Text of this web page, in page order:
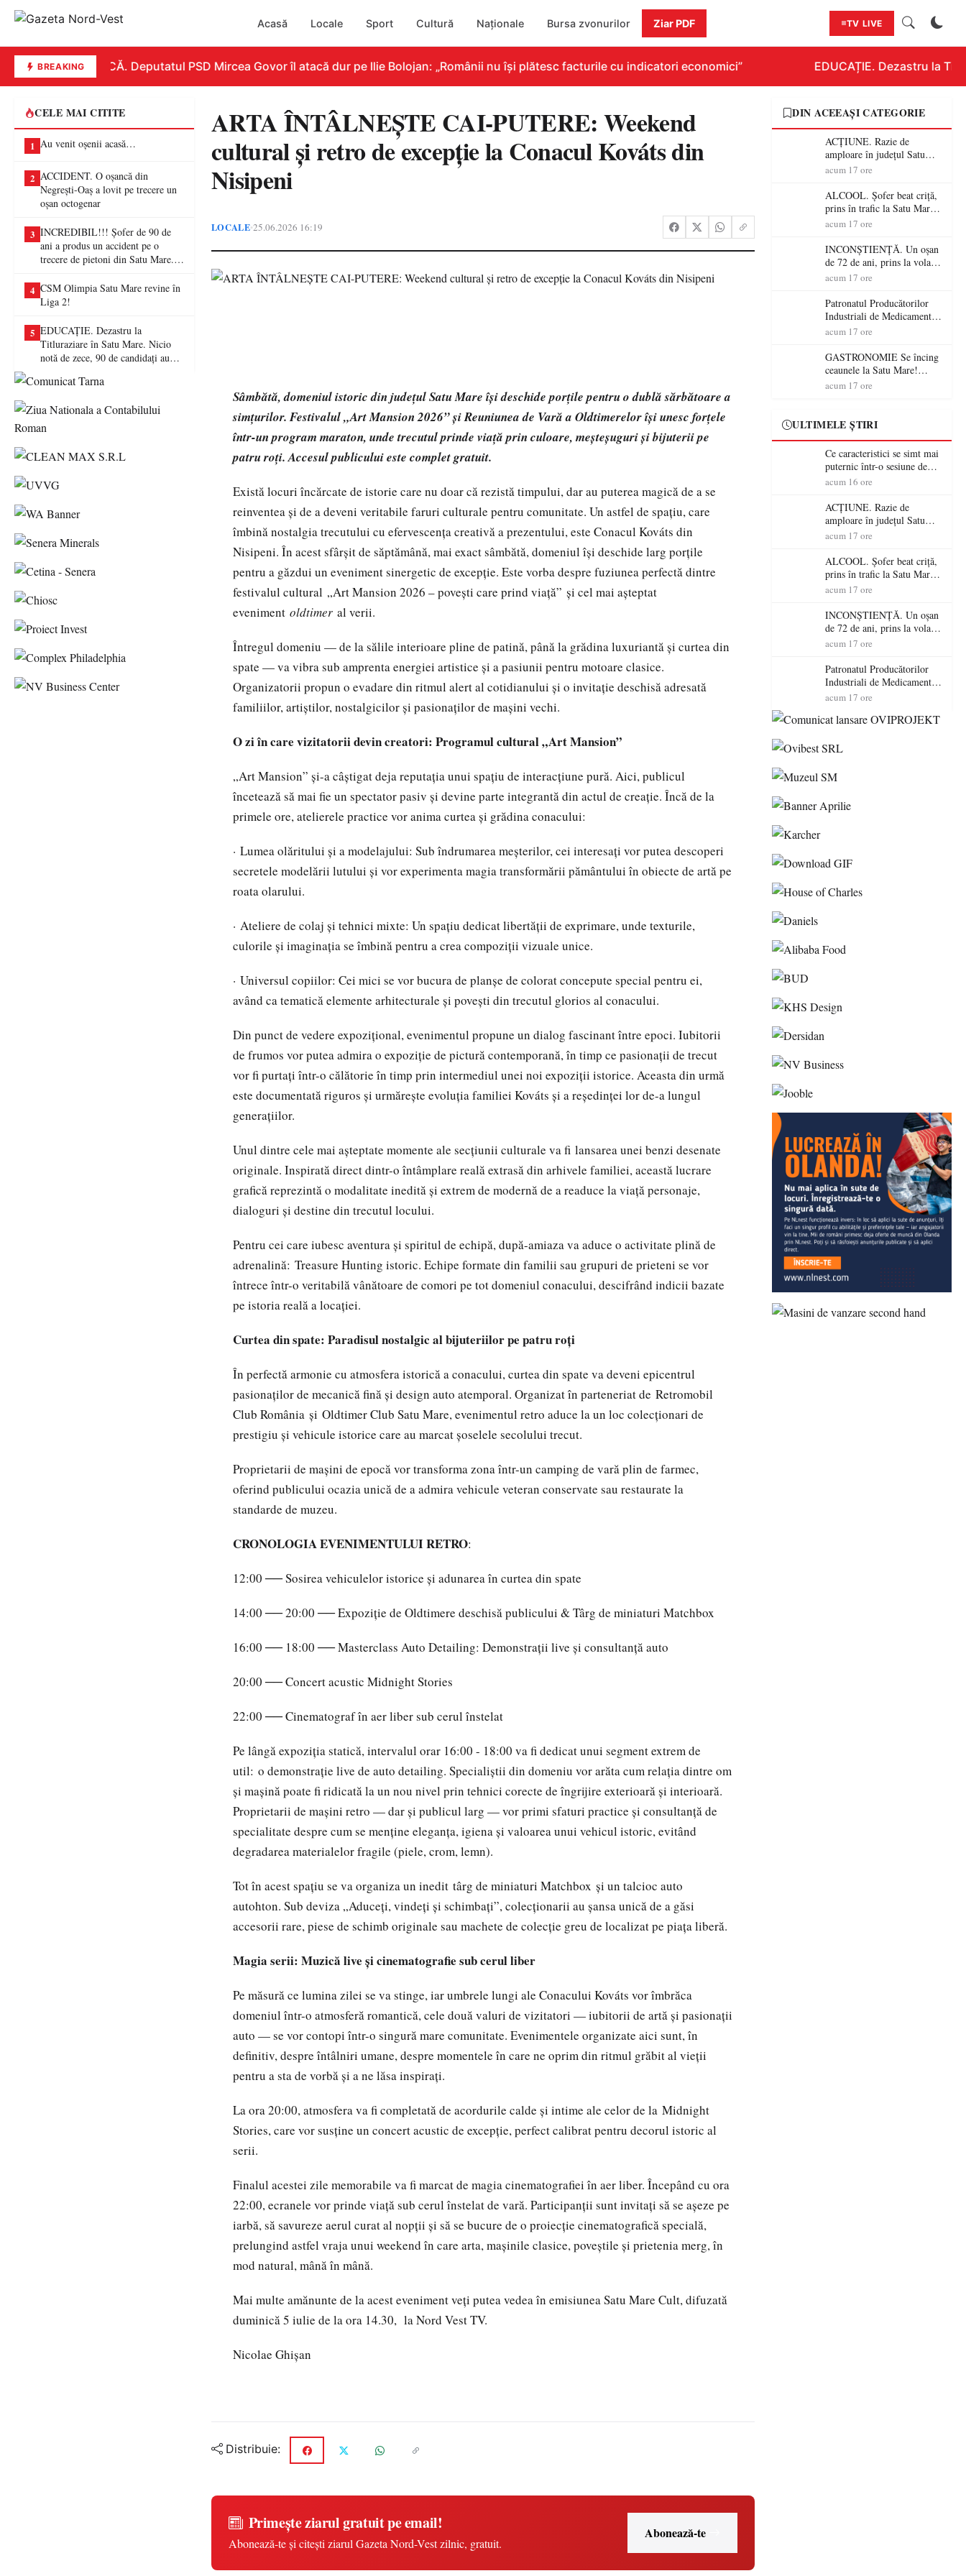
Acasă Locale Sport Cultură Naționale Bursa zvonurilor Ziar PDF TV LIVE
BREAKINGREPLICĂ. Deputatul PSD Mircea Govor îl atacă dur pe Ilie Bolojan: „Românii nu își plătesc facturile cu indicatori economici” EDUCAȚIE. Dezastru la
CELE MAI CITITE
1 Au venit oșenii acasă…
2 ACCIDENT. O oșancă din
Negrești-Oaș a lovit pe trecere un
oșan octogenar
3 INCREDIBIL!!! Șofer de 90 de
ani a produs un accident pe o
trecere de pietoni din Satu Mare. O
4 CSM Olimpia Satu Mare revine în
Liga 2!
5 EDUCAȚIE. Dezastru la
Titluraziare în Satu Mare. Nicio
notă de zece, 90 de candidați au
ARTA ÎNTÂLNEȘTE CAI-PUTERE: Weekend
cultural și retro de excepție la Conacul Kováts din
Nisipeni
LOCALE•25.06.2026 16:19
Sâmbătă, domeniul istoric din județul Satu Mare își deschide porțile pentru o dublă sărbătoare a
simțurilor. Festivalul „Art Mansion 2026” și Reuniunea de Vară a Oldtimerelor își unesc forțele
într-un program maraton, unde trecutul prinde viață prin culoare, meșteșuguri și bijuterii pe
patru roți. Accesul publicului este complet gratuit.
Există locuri încărcate de istorie care nu doar că rezistă timpului, dar au puterea magică de a se
reinventea și de a deveni veritabile faruri culturale pentru comunitate. Un astfel de spațiu, care
îmbină nostalgia trecutului cu efervescența creativă a prezentului, este Conacul Kováts din
Nisipeni. În acest sfârșit de săptămână, mai exact sâmbătă, domeniul își deschide larg porțile
pentru a găzdui un eveniment sinergetic de excepție. Este vorba despre fuziunea perfectă dintre
festivalul cultural „Art Mansion 2026 – povești care prind viață” și cel mai așteptat
eveniment oldtimer al verii.
Întregul domeniu — de la sălile interioare pline de patină, până la grădina luxuriantă și curtea din
spate — va vibra sub amprenta energiei artistice și a pasiunii pentru motoare clasice.
Organizatorii propun o evadare din ritmul alert al cotidianului și o invitație deschisă adresată
familiilor, artiștilor, nostalgicilor și pasionaților de mașini vechi.
O zi în care vizitatorii devin creatori: Programul cultural „Art Mansion”
„Art Mansion” și-a câștigat deja reputația unui spațiu de interacțiune pură. Aici, publicul
încetează să mai fie un spectator pasiv și devine parte integrantă din actul de creație. Încă de la
primele ore, atelierele practice vor anima curtea și grădina conacului:
· Lumea olăritului și a modelajului: Sub îndrumarea meșterilor, cei interesați vor putea descoperi
secretele modelării lutului și vor experimenta magia transformării pământului în obiecte de artă pe
roata olarului.
· Ateliere de colaj și tehnici mixte: Un spațiu dedicat libertății de exprimare, unde texturile,
culorile și imaginația se îmbină pentru a crea compoziții vizuale unice.
· Universul copiilor: Cei mici se vor bucura de planșe de colorat concepute special pentru ei,
având ca tematică elemente arhitecturale și povești din trecutul glorios al conacului.
Din punct de vedere expozițional, evenimentul propune un dialog fascinant între epoci. Iubitorii
de frumos vor putea admira o expoziție de pictură contemporană, în timp ce pasionații de trecut
vor fi purtați într-o călătorie în timp prin intermediul unei noi expoziții istorice. Aceasta din urmă
este documentată riguros și urmărește evoluția familiei Kováts și a reședinței lor de-a lungul
generațiilor.
Unul dintre cele mai așteptate momente ale secțiunii culturale va fi lansarea unei benzi desenate
originale. Inspirată direct dintr-o întâmplare reală extrasă din arhivele familiei, această lucrare
grafică reprezintă o modalitate inedită și extrem de modernă de a readuce la viață personaje,
dialoguri și destine din trecutul locului.
Pentru cei care iubesc aventura și spiritul de echipă, după-amiaza va aduce o activitate plină de
adrenalină: Treasure Hunting istoric. Echipe formate din familii sau grupuri de prieteni se vor
întrece într-o veritabilă vânătoare de comori pe tot domeniul conacului, descifrând indicii bazate
pe istoria reală a locației.
Curtea din spate: Paradisul nostalgic al bijuteriilor pe patru roți
În perfectă armonie cu atmosfera istorică a conacului, curtea din spate va deveni epicentrul
pasionaților de mecanică fină și design auto atemporal. Organizat în parteneriat de Retromobil
Club România și Oldtimer Club Satu Mare, evenimentul retro aduce la un loc colecționari de
prestigiu și vehicule istorice care au marcat șoselele secolului trecut.
Proprietarii de mașini de epocă vor transforma zona într-un camping de vară plin de farmec,
oferind publicului ocazia unică de a admira vehicule veteran conservate sau restaurate la
standarde de muzeu.
CRONOLOGIA EVENIMENTULUI RETRO:
12:00 ── Sosirea vehiculelor istorice și adunarea în curtea din spate
14:00 ── 20:00 ── Expoziție de Oldtimere deschisă publicului & Târg de miniaturi Matchbox
16:00 ── 18:00 ── Masterclass Auto Detailing: Demonstrații live și consultanță auto
20:00 ── Concert acustic Midnight Stories
22:00 ── Cinematograf în aer liber sub cerul înstelat
Pe lângă expoziția statică, intervalul orar 16:00 - 18:00 va fi dedicat unui segment extrem de
util: o demonstrație live de auto detailing. Specialiștii din domeniu vor arăta cum relația dintre om
și mașină poate fi ridicată la un nou nivel prin tehnici corecte de îngrijire exterioară și interioară.
Proprietarii de mașini retro — dar și publicul larg — vor primi sfaturi practice și consultanță de
specialitate despre cum se menține eleganța, igiena și valoarea unui vehicul istoric, evitând
degradarea materialelor fragile (piele, crom, lemn).
Tot în acest spațiu se va organiza un inedit târg de miniaturi Matchbox și un talcioc auto
autohton. Sub deviza „Aduceți, vindeți și schimbați”, colecționarii au șansa unică de a găsi
accesorii rare, piese de schimb originale sau machete de colecție greu de localizat pe piața liberă.
Magia serii: Muzică live și cinematografie sub cerul liber
Pe măsură ce lumina zilei se va stinge, iar umbrele lungi ale Conacului Kováts vor îmbrăca
domeniul într-o atmosferă romantică, cele două valuri de vizitatori — iubitorii de artă și pasionații
auto — se vor contopi într-o singură mare comunitate. Evenimentele organizate aici sunt, în
definitiv, despre întâlniri umane, despre momentele în care ne oprim din ritmul grăbit al vieții
pentru a sta de vorbă și a ne lăsa inspirați.
La ora 20:00, atmosfera va fi completată de acordurile calde și intime ale celor de la Midnight
Stories, care vor susține un concert acustic de excepție, perfect calibrat pentru decorul istoric al
serii.
Finalul acestei zile memorabile va fi marcat de magia cinematografiei în aer liber. Începând cu ora
22:00, ecranele vor prinde viață sub cerul înstelat de vară. Participanții sunt invitați să se așeze pe
iarbă, să savureze aerul curat al nopții și să se bucure de o proiecție cinematografică specială,
prelungind astfel vraja unui weekend în care arta, mașinile clasice, poveștile și prietenia merg, în
mod natural, mână în mână.
Mai multe amănunte de la acest eveniment veți putea vedea în emisiunea Satu Mare Cult, difuzată
duminică 5 iulie de la ora 14.30, la Nord Vest TV.
Nicolae Ghișan
Distribuie:
Primește ziarul gratuit pe email!
Abonează-te și citești ziarul Gazeta Nord-Vest zilnic, gratuit.
Abonează-te
DIN ACEEAȘI CATEGORIE
ACȚIUNE. Razie de
amploare în județul Satu
Mare! Polițiștii au dat sute
șoferi fără permis într-o
singură zi
acum 17 ore
ALCOOL. Șofer beat criță,
prins în trafic la Satu Mare!
Alcoolemie uriașă
acum 17 ore
INCONȘTIENȚĂ. Un oșan
de 72 de ani, prins la volan
fără permis! Polițiștii l-au
acum 17 ore
Patronatul Producătorilor
Industriali de Medicamente
din România (PRIMER):
energie electrică a fabricilor
de medicamente va pune în
pericol accesul pacienților la
medicamente esențiale
acum 17 ore
GASTRONOMIE Se încing
ceaunele la Satu Mare!
Concursul „Veress Ádám”
jurat de renume
acum 17 ore
ULTIMELE ȘTIRI
Ce caracteristici se simt mai
puternic într-o sesiune de
distracție la sloturi online:
RTP?
acum 16 ore
ACȚIUNE. Razie de
amploare în județul Satu
Mare! Polițiștii au dat sute
șoferi fără permis într-o
singură zi
acum 17 ore
ALCOOL. Șofer beat criță,
prins în trafic la Satu Mare!
Alcoolemie uriașă
acum 17 ore
INCONȘTIENȚĂ. Un oșan
de 72 de ani, prins la volan
fără permis! Polițiștii l-au
acum 17 ore
Patronatul Producătorilor
Industriali de Medicamente
din România (PRIMER):
energie electrică a fabricilor
pericol accesul pacienților la
acum 17 ore